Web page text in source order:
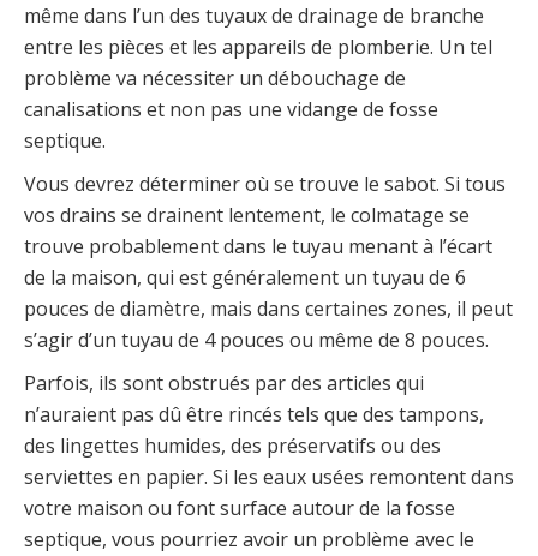
même dans l’un des tuyaux de drainage de branche
entre les pièces et les appareils de plomberie. Un tel
problème va nécessiter un débouchage de
canalisations et non pas une vidange de fosse
septique.
Vous devrez déterminer où se trouve le sabot. Si tous
vos drains se drainent lentement, le colmatage se
trouve probablement dans le tuyau menant à l’écart
de la maison, qui est généralement un tuyau de 6
pouces de diamètre, mais dans certaines zones, il peut
s’agir d’un tuyau de 4 pouces ou même de 8 pouces.
Parfois, ils sont obstrués par des articles qui
n’auraient pas dû être rincés tels que des tampons,
des lingettes humides, des préservatifs ou des
serviettes en papier. Si les eaux usées remontent dans
votre maison ou font surface autour de la fosse
septique, vous pourriez avoir un problème avec le